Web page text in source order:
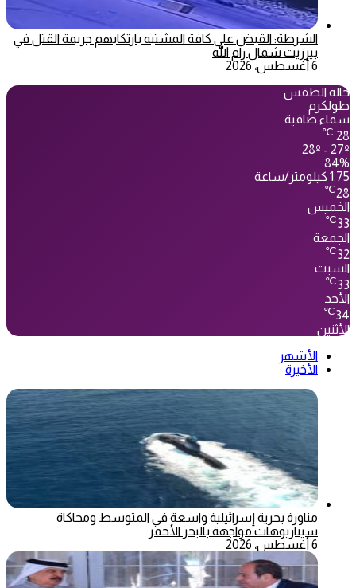
الشرطة: القبض على كافة المشتبه بارتكابهم جريمة القتل في
بيرزيت شمال رام الله
6 أغسطس، 2026
حالة الطقس
طولكرم
سماء صافية
28
℃
28º - 27º
84%
1.75 كيلومتر/ساعة
28
℃
الخميس
33
℃
الجمعة
32
℃
السبت
33
℃
الأحد
34
℃
الأثنين
الأشهر
الأخيرة
مناورة بحرية إسرائيلية واسعة في المتوسط ومحاكاة
سيناريوهات مواجهة بالبحر الأحمر
6 أغسطس، 2026